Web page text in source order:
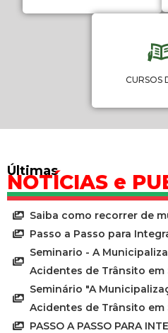
CURSOS
Últimas
NOTÍCIAS e
Saiba como recorrer de
Passo a Passo para
Seminario - A
Acidentes de Trânsito em
Seminário "A
Acidentes de Trânsito em
PASSO A PASSO PARA